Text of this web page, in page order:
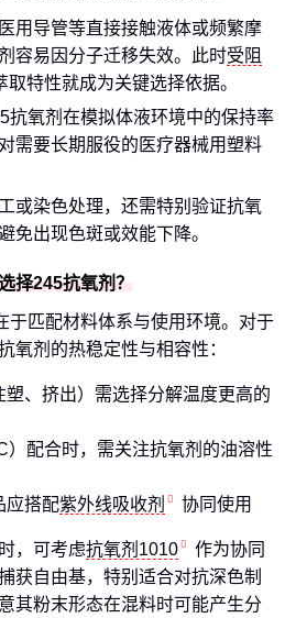
用导管等直接接触液体或频繁摩
容易因分子迁移失效。此时受阻
取特性就成为关键选择依据。
抗氧剂在模拟体液环境中的保持率
需要长期服役的医疗器械用塑料
或染色处理，还需特别验证抗氧
免出现色斑或效能下降。
择245抗氧剂？
于匹配材料体系与使用环境。对于
氧剂的热稳定性与相容性：
塑、挤出）需选择分解温度更高的
）配合时，需关注抗氧剂的油溶性
应搭配紫外线吸收剂 协同使用
，可考虑抗氧剂1010
作为协同
获自由基，特别适合对抗深色制
其粉末形态在混料时可能产生分